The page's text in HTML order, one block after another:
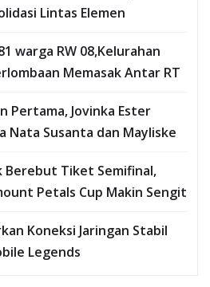
Lintas Elemen
warga RW 08,Kelurahan
Memasak Antar RT
Pertama, Jovinka Ester
Nata Susanta dan Mayliske
Berebut Tiket Semifinal,
Petals Cup Makin Sengit
Koneksi Jaringan Stabil
Legends